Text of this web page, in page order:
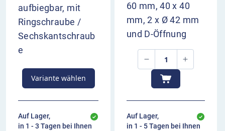
aufbiegbar, mit
Ringschraube /
Sechskantschraub
e
Variante wählen
Auf Lager,
in 1 - 3 Tagen bei Ihnen
60 mm, 40 x 40
mm, 2 x Ø 42 mm
und D-Öffnung
Auf Lager,
in 1 - 5 Tagen bei Ihnen